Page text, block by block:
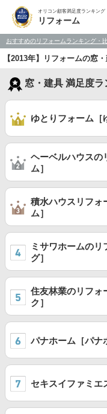
オリコン顧客満足度ランキング
リフォーム
おすすめのリフォームランキング・
【2013年】リフォームの窓
窓・建具 満足度ラ
ゆとりフォーム［
ヘーベルハウスの
ム］
積水ハウスリフォ
ム］
ミサワホームの
グ］
住友林業のリフォ
ク］
パナホーム［パナ
セキスイファミエ